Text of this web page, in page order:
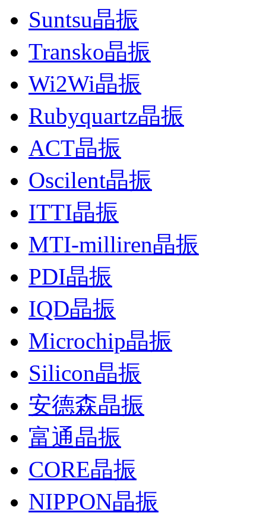
Suntsu晶振
Transko晶振
Wi2Wi晶振
Rubyquartz晶振
ACT晶振
Oscilent晶振
ITTI晶振
MTI-milliren晶振
PDI晶振
IQD晶振
Microchip晶振
Silicon晶振
安德森晶振
富通晶振
CORE晶振
NIPPON晶振